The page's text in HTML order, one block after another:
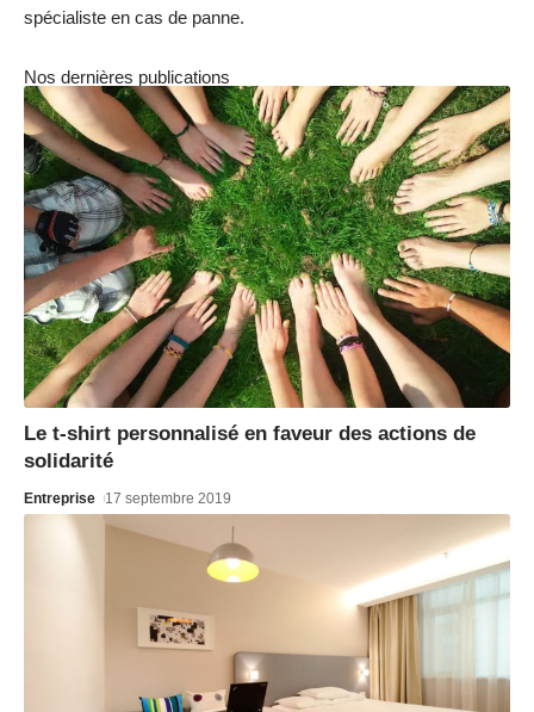
spécialiste en cas de panne.
Nos dernières publications
Le t-shirt personnalisé en faveur des actions de
solidarité
Entreprise 17 septembre 2019